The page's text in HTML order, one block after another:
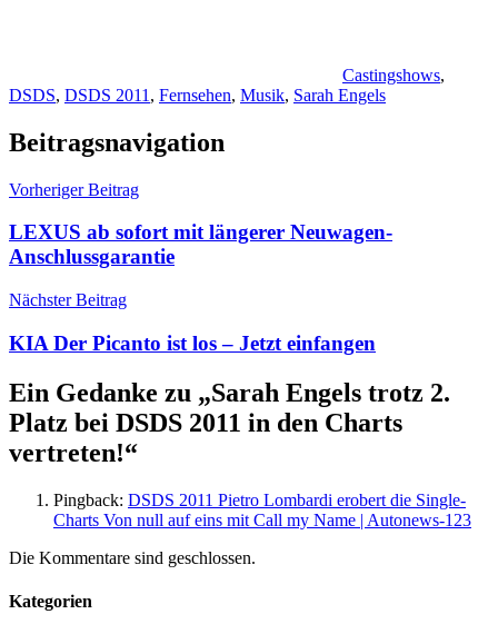
Castingshows,
DSDS, DSDS 2011 , Fernsehen, Musik, Sarah Engels
Beitragsnavigation
Vorheriger Beitrag
LEXUS ab sofort mit längerer Neuwagen-
Anschlussgarantie
Nächster Beitrag
KIA Der Picanto ist los – Jetzt einfangen
Ein Gedanke zu „Sarah Engels trotz 2.
Platz bei DSDS 2011 in den Charts
vertreten!“
Pingback: DSDS 2011 Pietro Lombardi erobert die Single-
Charts Von null auf eins mit Call my Name | Autonews-123
Die Kommentare sind geschlossen.
Kategorien